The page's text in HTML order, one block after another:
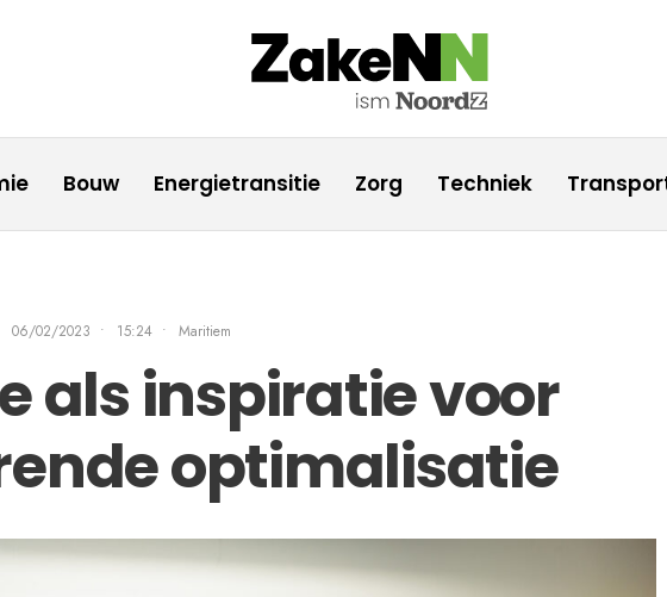
Bouw Energietransitie Zorg Techniek
06/02/2023 • 15:24 • Maritiem
als inspiratie voor
optimalisatie